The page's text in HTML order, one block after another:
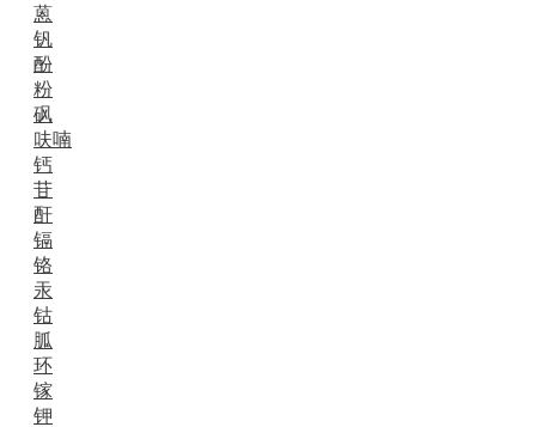
蒽
钒
酚
粉
砜
呋喃
钙
苷
酐
镉
铬
汞
钴
胍
环
镓
钾